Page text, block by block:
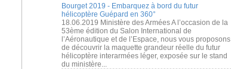
Bourget 2019 - Embarquez à bord du futur
hélicoptère Guépard en 360°
18.06.2019 Ministère des Armées A l’occasion de la
53ème édition du Salon International de
l’Aéronautique et de l’Espace, nous vous proposons
de découvrir la maquette grandeur réelle du futur
hélicoptère interarmées léger, exposée sur le stand
du ministère...